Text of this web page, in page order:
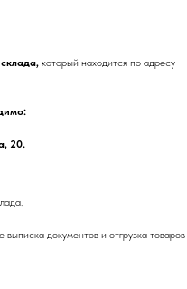
который находится по адресу
20.
документов и отгрузка товаров